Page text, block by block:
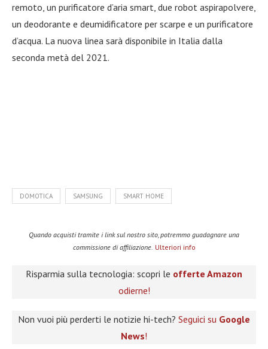
remoto, un purificatore d’aria smart, due robot aspirapolvere,
un deodorante e deumidificatore per scarpe e un purificatore
d’acqua. La nuova linea sarà disponibile in Italia dalla
seconda metà del 2021.
DOMOTICA SAMSUNG SMART HOME
Quando acquisti tramite i link sul nostro sito, potremmo guadagnare una
commissione di affiliazione. Ulteriori info
Risparmia sulla tecnologia: scopri le offerte Amazon
odierne!
Non vuoi più perderti le notizie hi-tech? Seguici su Google
News!